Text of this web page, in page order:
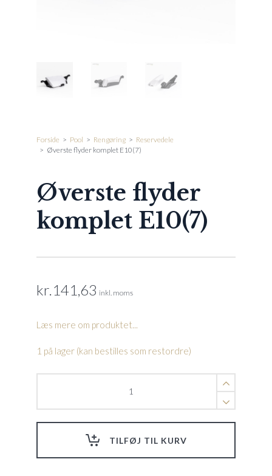
Forside > Pool > Rengøring > Reservedele
> Øverste flyder komplet E10(7)
Øverste flyder
komplet E10(7)
kr. 141,63 inkl. moms
Læs mere om produktet...
1 på lager (kan bestilles som restordre)
TILFØJ TIL KURV